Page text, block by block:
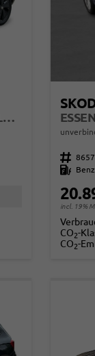
EXTRA SHZ+KLIMA+SMARTLINK+PDC+LED+TEMPOMAT
Fahrzeugnr.
Kraftstoff
incl. 19%
CO2-
CO2-